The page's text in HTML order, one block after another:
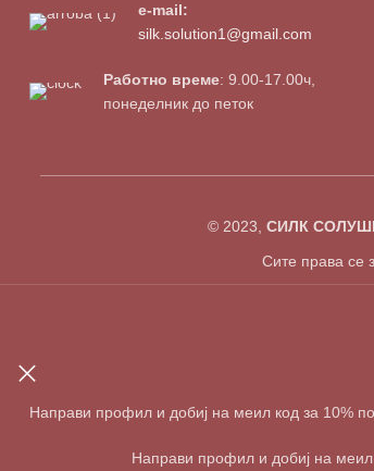
e-mail:
silk.solution1@gmail.com
Работно време: 9.00-17.00ч,
понеделник до петок
© 2023, СИЛК
Сите права се
Направи профил и добиј на меил код за 10%
Направи профил и добиј на меил